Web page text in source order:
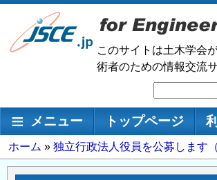
メ
ン
移
このサイトは土木学会
術者のための情報交流
索
メインナビゲーション
メニュー トップページ
パ
ン
ホーム 独立行政法人役員を公募します